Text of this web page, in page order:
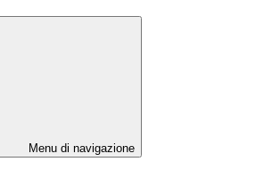
Menu di navigazione